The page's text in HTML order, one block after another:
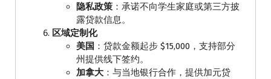
隐私政策 ：承诺不向学生家庭或第三方披
露贷款信息。
区域定制化
美国 ：贷款金额起步 $15,000，支持部分
州提供线下签约。
加拿大 ：与当地银行合作，提供加元贷